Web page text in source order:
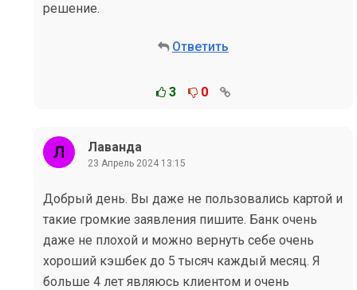
решение.
Ответить
3 0
Лаванда
23 Апрель 2024 13:15
Добрый день. Вы даже не пользовались картой и
такие громкие заявления пишите. Банк очень
даже не плохой и можно вернуть себе очень
хороший кэшбек до 5 тысяч каждый месяц. Я
больше 4 лет являюсь клиентом и очень